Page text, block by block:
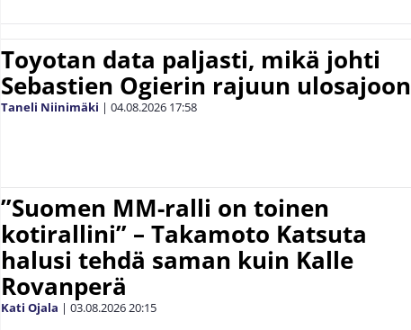
Toyotan data paljasti, mikä johti
Sebastien Ogierin rajuun ulosajoon
Taneli Niinimäki | 04.08.2026 17:58
”Suomen MM-ralli on toinen
kotirallini” – Takamoto Katsuta
halusi tehdä saman kuin Kalle
Rovanperä
Kati Ojala | 03.08.202620:15